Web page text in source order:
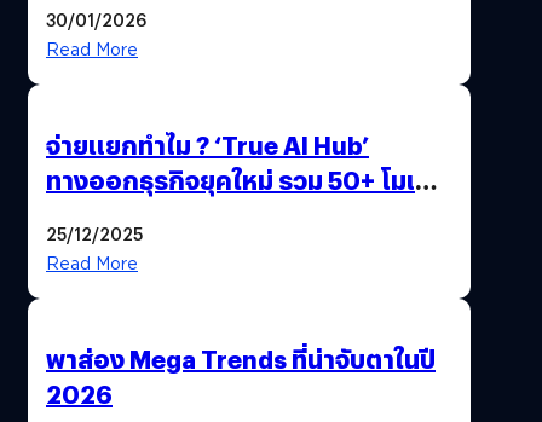
30/01/2026
Read More
จ่ายแยกทำไม ? ‘True AI Hub’
ทางออกธุรกิจยุคใหม่ รวม 50+ โมเดล
25/12/2025
Read More
พาส่อง Mega Trends ที่น่าจับตาในปี
2026